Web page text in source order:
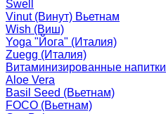
Swell
Vinut (Винут) Вьетнам
Wish (Виш)
Yoga "Йога" (Италия)
Zuegg (Италия)
Витаминизированные напитки
Aloe Vera
Basil Seed (Вьетнам)
FOCO (Вьетнам)